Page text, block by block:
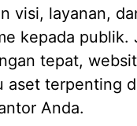
visi, layanan,
kepada publik.
tepat,
aset terpenting
Anda.